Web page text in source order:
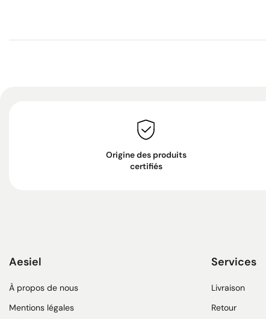
Origine des produits
certifiés
Aesiel
À propos de nous
Mentions légales
Services
Livraison
Retour